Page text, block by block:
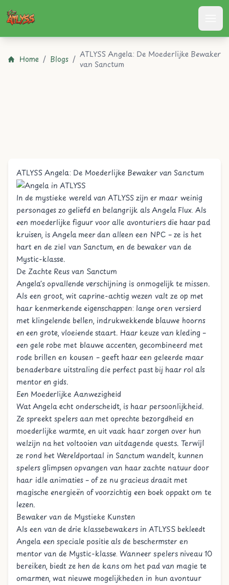
Atlyss
Home / Blogs / ATLYSS Angela: De Moederlijke Bewaker
van Sanctum
ATLYSS Angela: De Moederlijke Bewaker van Sanctum
In de mystieke wereld van ATLYSS zijn er maar weinig
personages zo geliefd en belangrijk als Angela Flux. Als
een moederlijke figuur voor alle avonturiers die haar pad
kruisen, is Angela meer dan alleen een NPC – ze is het
hart en de ziel van Sanctum, en de bewaker van de
Mystic-klasse.
De Zachte Reus van Sanctum
Angela's opvallende verschijning is onmogelijk te missen.
Als een groot, wit caprine-achtig wezen valt ze op met
haar kenmerkende eigenschappen: lange oren versierd
met klingelende bellen, indrukwekkende blauwe hoorns
en een grote, vloeiende staart. Haar keuze van kleding –
een gele robe met blauwe accenten, gecombineerd met
rode brillen en kousen – geeft haar een geleerde maar
benaderbare uitstraling die perfect past bij haar rol als
mentor en gids.
Een Moederlijke Aanwezigheid
Wat Angela echt onderscheidt, is haar persoonlijkheid.
Ze spreekt spelers aan met oprechte bezorgdheid en
moederlijke warmte, en uit vaak haar zorgen over hun
welzijn na het voltooien van uitdagende quests. Terwijl
ze rond het Wereldportaal in Sanctum wandelt, kunnen
spelers glimpsen opvangen van haar zachte natuur door
haar idle animaties – of ze nu gracieus draait met
magische energieën of voorzichtig een boek oppakt om te
lezen.
Bewaker van de Mystieke Kunsten
Als een van de drie klassebewakers in ATLYSS bekleedt
Angela een speciale positie als de beschermster en
mentor van de Mystic-klasse. Wanneer spelers niveau 10
bereiken, biedt ze hen de kans om het pad van magie te
omarmen, wat nieuwe mogelijkheden in hun avontuur